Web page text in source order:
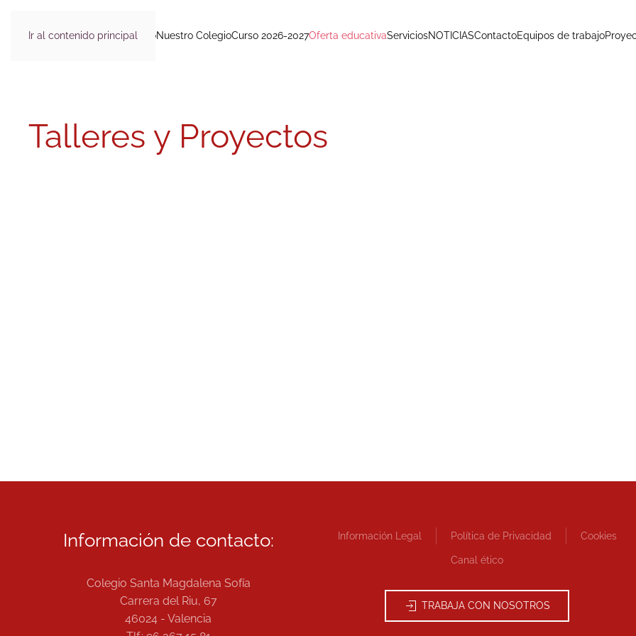
Ir al contenido principalInicioNuestro ColegioCurso 2026-2027Oferta educativaServiciosNOTICIASContactoEquipos de trabajo
Talleres y Proyectos
Información de contacto:
Colegio Santa Magdalena Sofía
Carrera del Riu, 67
46024 - Valencia
Información Legal Política de Privacidad Cookies
Canal ético
TRABAJA CON NOSOTROS